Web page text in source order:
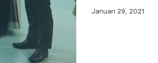
Januari 29, 2021